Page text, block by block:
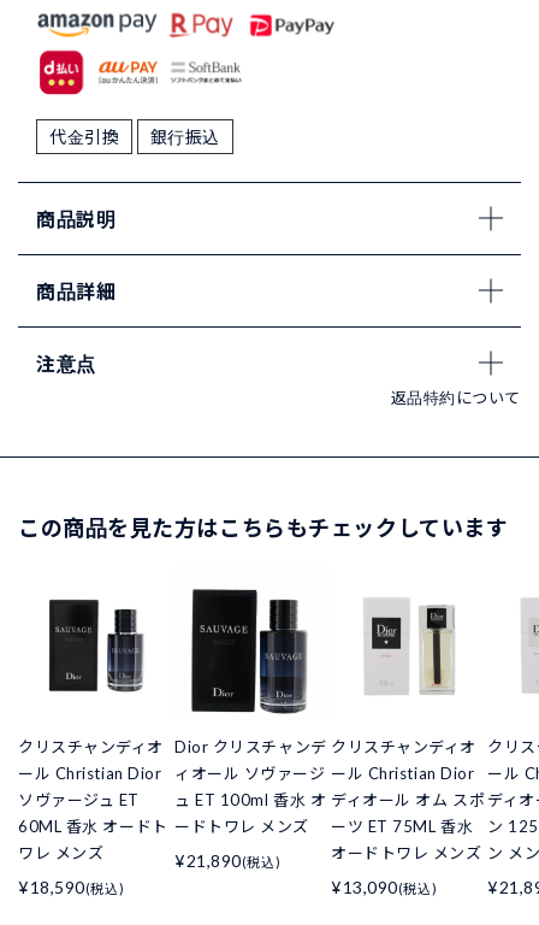
代金引換 銀行振込
商品説明
商品詳細
注意点
返品特約について
この商品を見た方はこちらもチェックしています
クリスチャンディオ
ール Christian Dior
ソヴァージュ ET
60ML 香水 オードト
ワレ メンズ
¥18,590(税込)
Dior クリスチャンデ
ィオール ソヴァージ
ュ ET 100ml 香水 オ
ードトワレ メンズ
¥21,890(税込)
クリスチャンディオ
ール Christian Dior
ディオール オム スポ
ーツ ET 75ML 香水
オードトワレ メンズ
¥13,090(税込)
クリ
ール
ディ
ン
ン メ